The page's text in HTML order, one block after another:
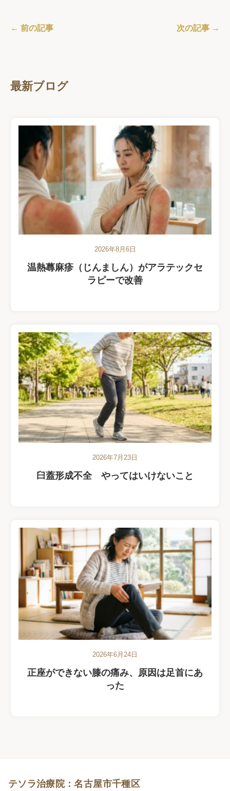
← 前の記事 次の記事 →
最新ブログ
2026年8月6日
温熱蕁麻疹（じんましん）がアラテックセ
ラピーで改善
2026年7月23日
臼蓋形成不全 やってはいけないこと
2026年6月24日
正座ができない膝の痛み、原因は足首にあ
った
テソラ治療院：名古屋市千種区